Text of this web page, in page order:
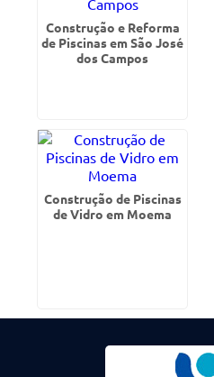
Construção e Reforma
de Piscinas em São José
dos Campos
Construção de Piscinas
de Vidro em Moema